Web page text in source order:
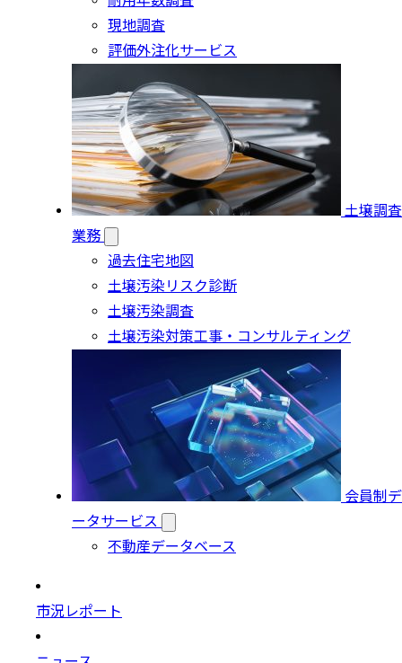
現地調査
評価外注化サービス
土壌調査
業務
過去住宅地図
土壌汚染リスク診断
土壌汚染調査
土壌汚染対策工事・コンサルティング
会員制デ
ータサービス
不動産データベース
市況レポート